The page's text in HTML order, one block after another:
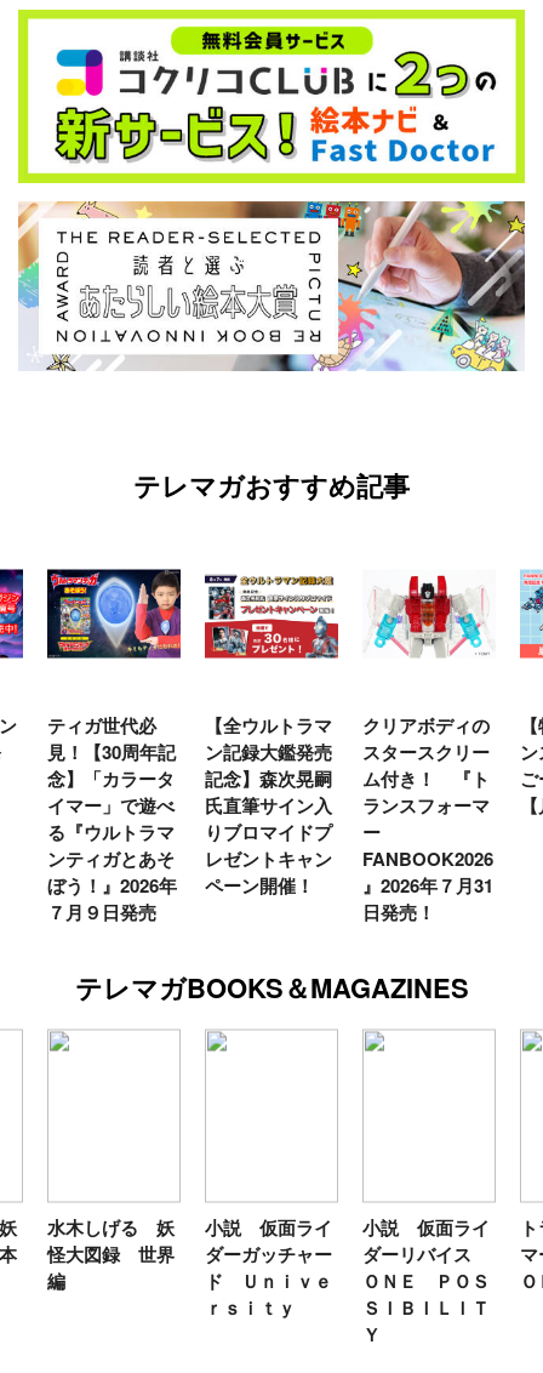
テレマガおすすめ記事
ティガ世代必
見！【30周年記
念】「カラータ
イマー」で遊べ
る『ウルトラマ
ンティガとあそ
ぼう！』2026年
７月９日発売
【全ウルトラマ
ン記録大鑑発売
記念】森次晃嗣
氏直筆サイン入
りブロマイドプ
レゼントキャン
ペーン開催！
クリアボディの
スタースクリー
ム付き！ 『ト
ランスフォーマ
ー
FANBOOK2026
』2026年７月31
日発売！
テレマガBOOKS＆MAGAZINES
水木しげる 妖
怪大図録 世界
編
小説 仮面ライ
ダーガッチャー
ド Ｕｎｉｖｅ
ｒｓｉｔｙ
小説 仮面ライ
ダーリバイス
ＯＮＥ ＰＯＳ
ＳＩＢＩＬＩＴ
Ｙ